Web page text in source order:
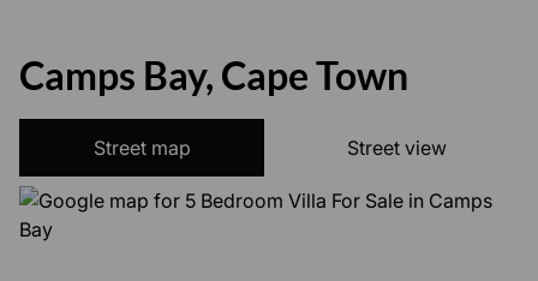
Camps Bay, Cape Town
Street map Street view